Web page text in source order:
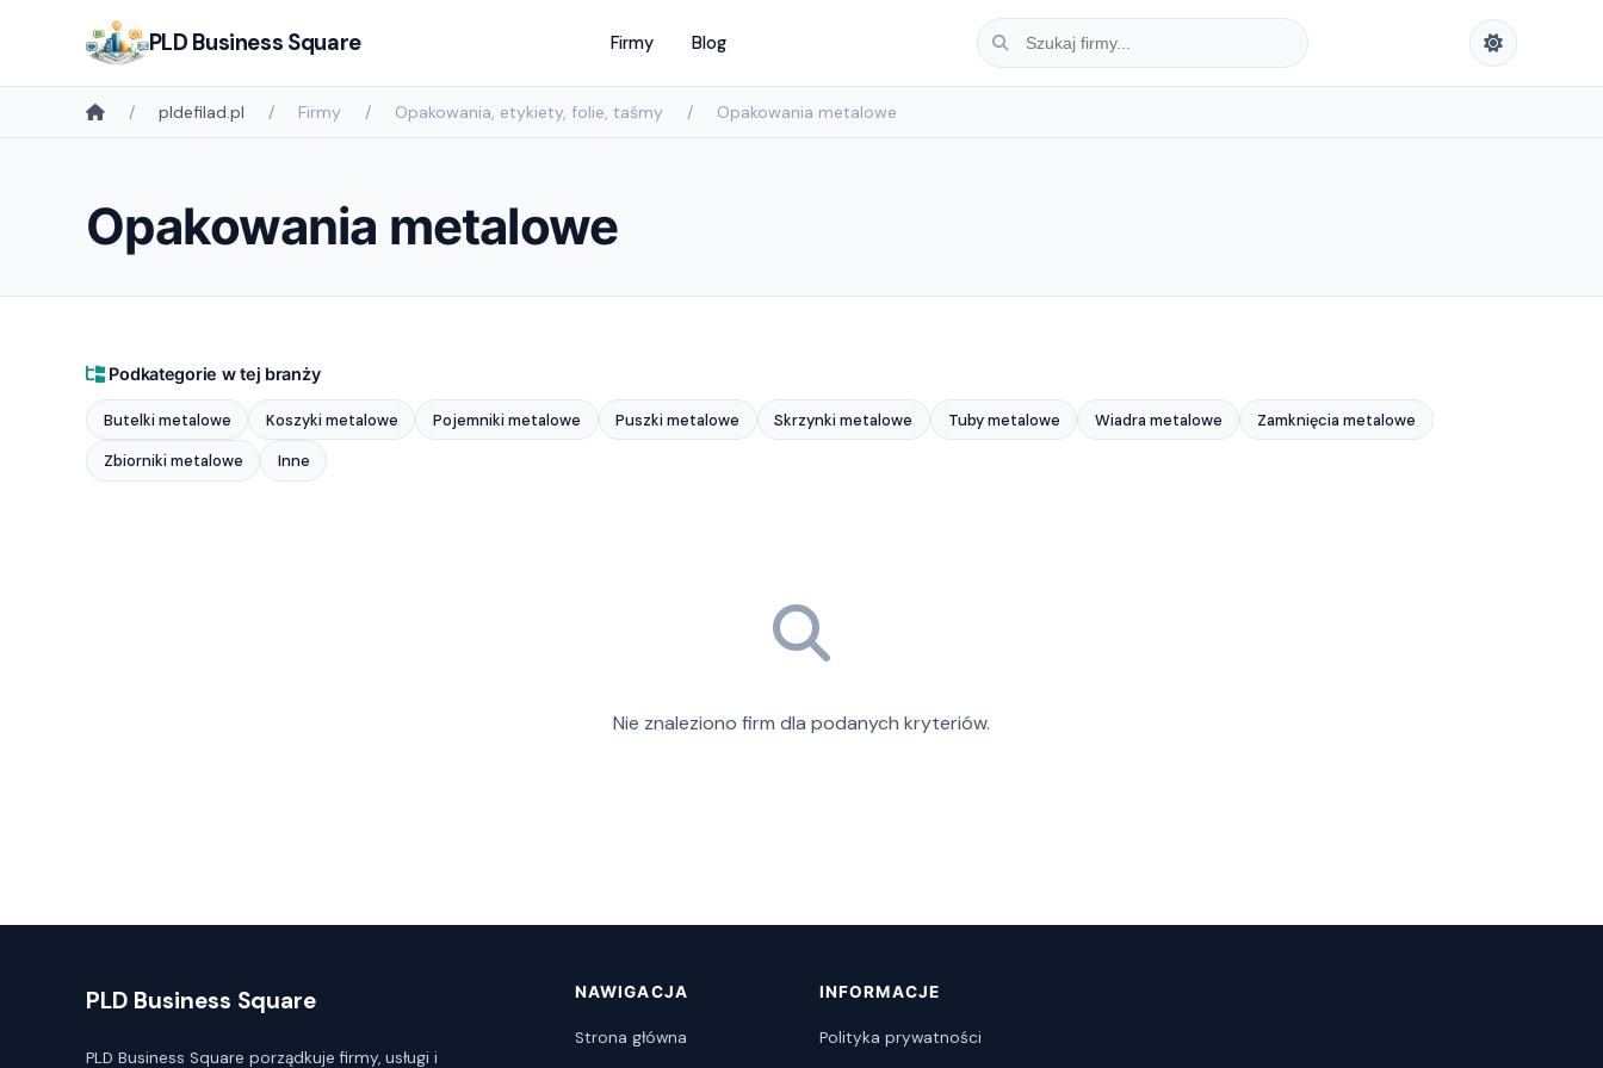
PLD Business Square Firmy Blog
pldefilad.pl Firmy Opakowania, etykiety, folie, taśmy Opakowania metalowe
Opakowania metalowe
Podkategorie w tej branży
Butelki metalowe Koszyki metalowe Pojemniki metalowe Puszki metalowe Skrzynki metalowe Tuby metalowe Wiadra metalowe Zamknięcia metalowe
Zbiorniki metalowe Inne
Nie znaleziono firm dla podanych kryteriów.
PLD Business Square
PLD Business Square porządkuje firmy, usługi i
NAWIGACJA
Strona główna
INFORMACJE
Polityka prywatności